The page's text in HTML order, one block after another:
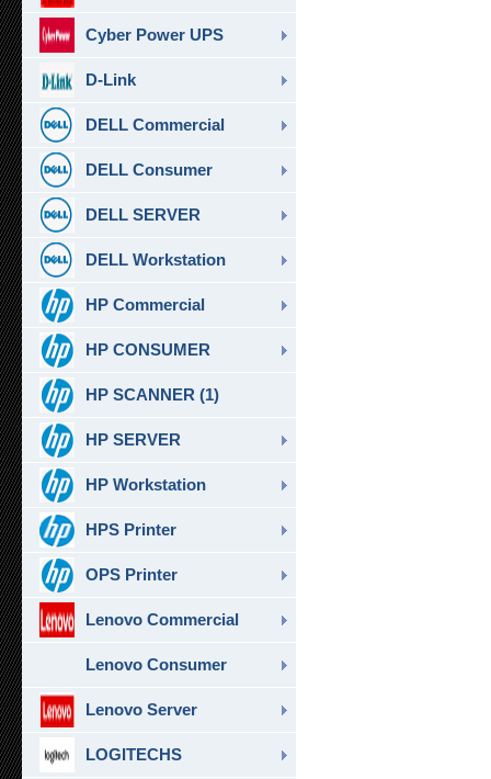
Cyber Power UPS
D-Link
DELL Commercial
DELL Consumer
DELL SERVER
DELL Workstation
HP Commercial
HP CONSUMER
HP SCANNER (1)
HP SERVER
HP Workstation
HPS Printer
OPS Printer
Lenovo Commercial
Lenovo Consumer
Lenovo Server
LOGITECHS